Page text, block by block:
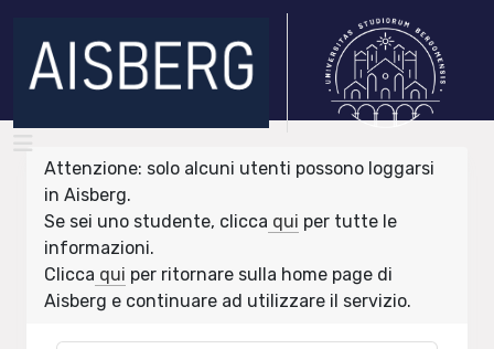
Attenzione: solo alcuni utenti possono loggarsi
in Aisberg.
Se sei uno studente, clicca qui per tutte le
informazioni.
Clicca qui per ritornare sulla home page di
Aisberg e continuare ad utilizzare il servizio.